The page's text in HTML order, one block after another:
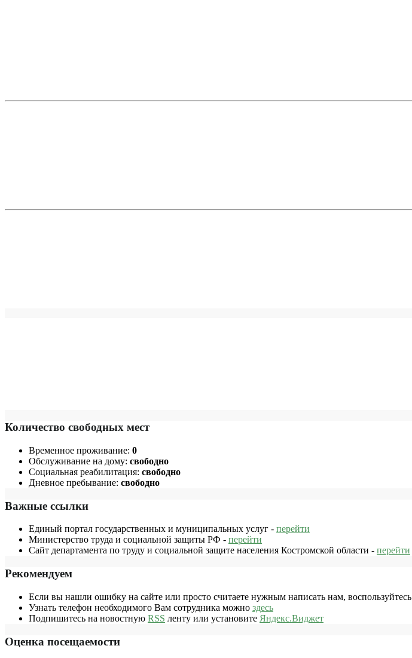
Количество свободных мест
Временное проживание: 0
Обслуживание на дому: свободно
Социальная реабилитация: свободно
Дневное пребывание: свободно
Важные ссылки
Единый портал государственных и муниципальных услуг - перейти
Министерство труда и социальной защиты РФ - перейти
Сайт департамента по труду и социальной защите населения Костромской области - перейти
Рекомендуем
Если вы нашли ошибку на сайте или просто считаете нужным написать нам, воспользуйтесь
Узнать телефон необходимого Вам сотрудника можно здесь
Подпишитесь на новостную RSS ленту или установите Яндекс.Виджет
Оценка посещаемости